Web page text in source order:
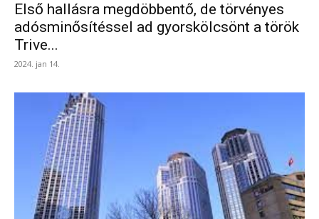
Első hallásra megdöbbentő, de törvényes
adósminősítéssel ad gyorskölcsönt a török
Trive...
2024. jan 14.